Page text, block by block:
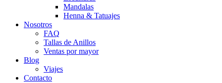
Mandalas
Henna & Tatuajes
Nosotros
FAQ
Tallas de Anillos
Ventas por mayor
Blog
Viajes
Contacto